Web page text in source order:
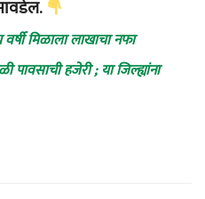
मिळाला लाखाचा नफा
हजेरी ; या जिल्ह्यांना